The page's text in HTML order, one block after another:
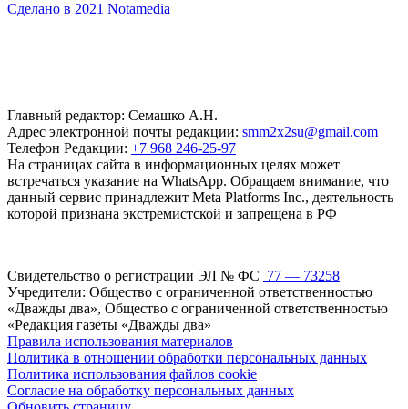
Сделано в 2021 Notamedia
Главный редактор: Семашко А.Н.
Адрес электронной почты редакции: smm2x2su@gmail.com
Телефон Редакции: +7 968 246-25-97
На страницах сайта в информационных целях может
встречаться указание на WhatsApp. Обращаем внимание, что
данный сервис принадлежит Meta Platforms Inc., деятельность
которой признана экстремистской и запрещена в РФ
Свидетельство о регистрации ЭЛ № ФС 77 — 73258
Учредители: Общество с ограниченной ответственностью
«Дважды два», Общество с ограниченной ответственностью
«Редакция газеты «Дважды два»
Правила использования материалов
Политика в отношении обработки персональных данных
Политика использования файлов cookie
Согласие на обработку персональных данных